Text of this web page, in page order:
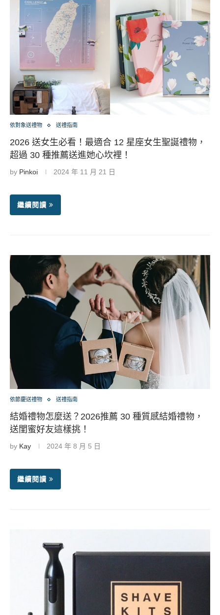
依對象送禮物 送禮指南
2026 送女生必看！最適合 12 星座女生聖誕禮物，
超過 30 種推薦送進她心坎裡！
by Pinkoi 2024 年 11 月 21 日
繼續閱讀
依節慶送禮物 送禮指南
結婚禮物怎麼送？2026推薦 30 種質感結婚禮物，
送閨蜜好友這樣挑！
by Kay 2024 年 8 月 5 日
繼續閱讀